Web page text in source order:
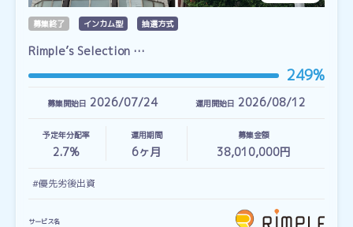
募集終了 インカム型 抽選方式
Rimple’s Selection …
249%
募集開始日 2026/07/24 運用開始日 2026/08/12
予定年分配率
2.7%
運用期間
6ヶ月
募集金額
38,010,000円
#優先劣後出資
サービス名